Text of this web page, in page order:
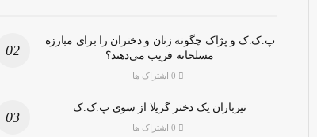
پ.ک.ک و پژاک چگونه زنان و دختران را برای مبارزه
مسلحانه فریب می‌دهند؟
تیرباران یک دختر گریلا از سوی پ.ک.ک